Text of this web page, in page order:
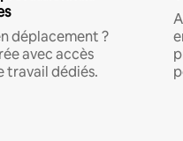
déplacement ?
avec accès
travail dédiés.